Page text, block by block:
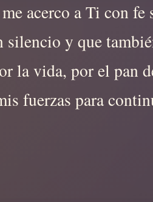
acerco a Ti con
y que
la vida, por el pan
fuerzas para